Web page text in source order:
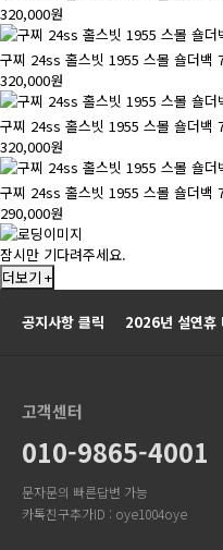
320,000원
구찌 24ss 홀스빗 1955 스몰 숄더백
320,000원
구찌 24ss 홀스빗 1955 스몰 숄더백
320,000원
구찌 24ss 홀스빗 1955 스몰 숄더백
290,000원
잠시만 기다려주세요.
더보기 +
공지사항 클릭 2026년 설연휴
고객센터
010-9865-4001
문자문의 빠른답변 가능
카톡친구추가ID : oye1004oye